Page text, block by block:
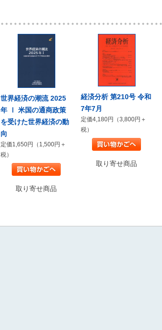
世界経済の潮流 2025
年 Ⅰ 米国の通商政策
を受けた世界経済の動
向
定価1,650円（1,500円＋
税）
取り寄せ商品
経済分析 第210号 令和
7年7月
定価4,180円（3,800円＋
税）
取り寄せ商品